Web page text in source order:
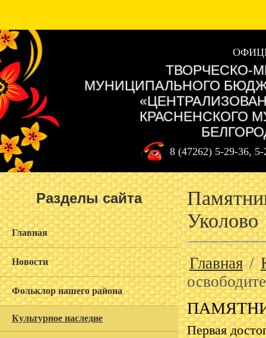
ТВОРЧЕСКО-
МУНИЦИПАЛЬНОГО
КРАСНЕНСКОГО
8 (47262) 5-29-36,
Разделы сайта
Главная
Новости
Фольклор нашего района
Культурное наследие
Уколово
Главная/
Первая